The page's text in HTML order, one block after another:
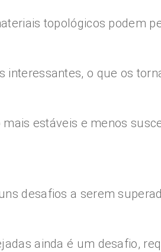
topológicos podem
o que os
estáveis e menos
desafios a serem
ainda é um desafio,